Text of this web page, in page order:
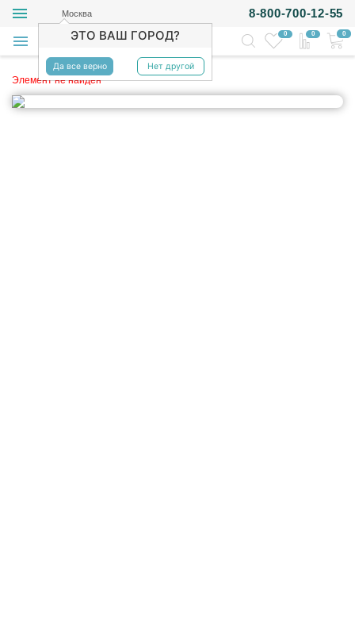
Москва
ЭТО ВАШ ГОРОД?
Да все верно Нет другой
8-800-700-12-55
0 0 0
Элемент не найден